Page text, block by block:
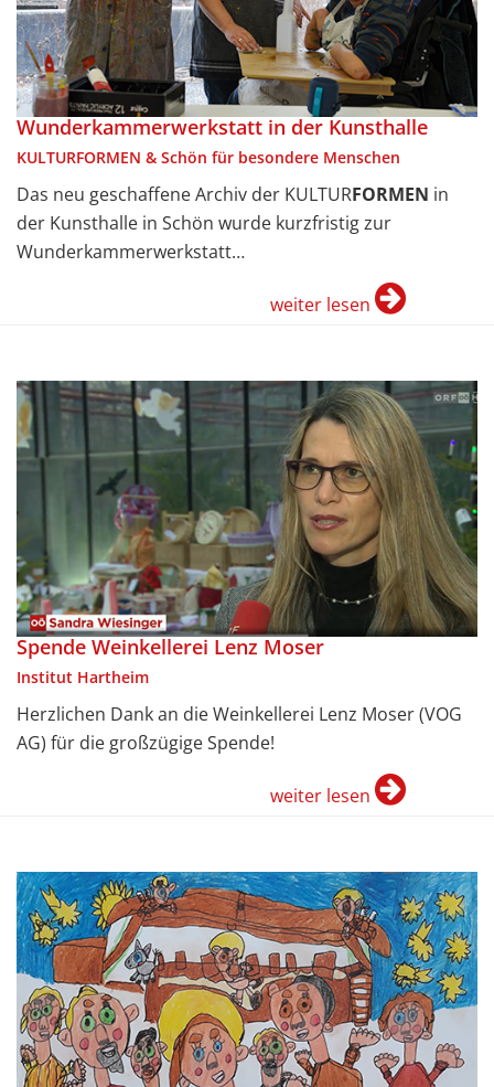
Wunderkammerwerkstatt in der Kunsthalle
KULTURFORMEN & Schön für besondere Menschen
Das neu geschaffene Archiv der KULTURFORMEN in
der Kunsthalle in Schön wurde kurzfristig zur
Wunderkammerwerkstatt…
weiter lesen
Spende Weinkellerei Lenz Moser
Institut Hartheim
Herzlichen Dank an die Weinkellerei Lenz Moser (VOG
AG) für die großzügige Spende!
weiter lesen